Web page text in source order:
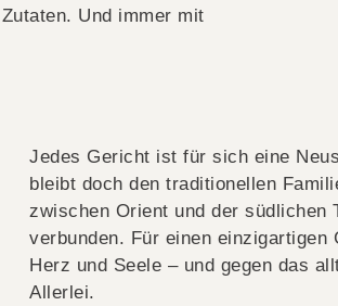
Und immer mit
Jedes Gericht ist für sich eine
bleibt doch den traditionellen
zwischen Orient und der südlichen
verbunden. Für einen einzigartigen
Herz und Seele – und gegen das
Allerlei.